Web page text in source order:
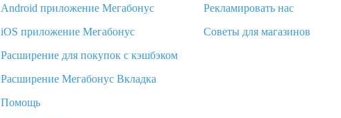
Android приложение Мегабонус
iOS приложение Мегабонус
Расширение для покупок с кэшбэком
Расширение Мегабонус Вкладка
Помощь
Рекламировать нас
Советы для магазинов